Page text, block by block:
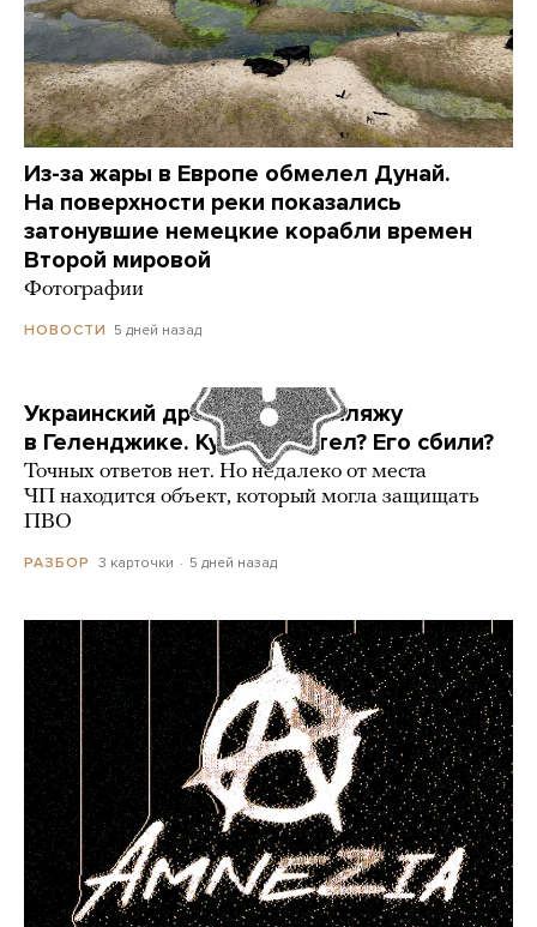
Из-за жары в Европе обмелел Дунай.
На поверхности реки показались
затонувшие немецкие корабли времен
Второй мировой
Фотографии
НОВОСТИ 5 дней назад
Украинский дрон попал по пляжу
в Геленджике. Куда он летел? Его сбили?
Точных ответов нет. Но недалеко от места
ЧП находится объект, который могла защищать
ПВО
РАЗБОР 3 карточки 5 дней назад